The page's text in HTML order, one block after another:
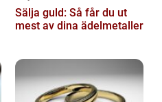
Sälja guld: Så får du ut
mest av dina ädelmetaller